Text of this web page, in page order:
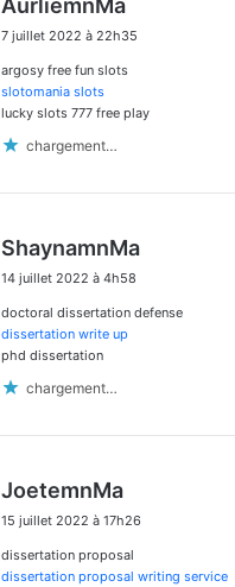
AurliemnMa
t
7 juillet 2022 à 22h35
argosy free fun slots
slotomania slots
lucky slots 777 free play
chargement…
ShaynamnMa
14 juillet 2022 à 4h58
doctoral dissertation defense
dissertation write up
phd dissertation
chargement…
JoetemnMa
t
:
15 juillet 2022 à 17h26
dissertation proposal
dissertation proposal writing service